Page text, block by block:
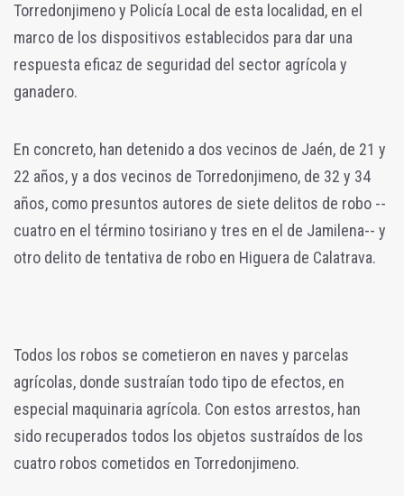
Torredonjimeno y Policía Local de esta localidad, en el
marco de los dispositivos establecidos para dar una
respuesta eficaz de seguridad del sector agrícola y
ganadero.
En concreto, han detenido a dos vecinos de Jaén, de 21 y
22 años, y a dos vecinos de Torredonjimeno, de 32 y 34
años, como presuntos autores de siete delitos de robo --
cuatro en el término tosiriano y tres en el de Jamilena-- y
otro delito de tentativa de robo en Higuera de Calatrava.
Todos los robos se cometieron en naves y parcelas
agrícolas, donde sustraían todo tipo de efectos, en
especial maquinaria agrícola. Con estos arrestos, han
sido recuperados todos los objetos sustraídos de los
cuatro robos cometidos en Torredonjimeno.